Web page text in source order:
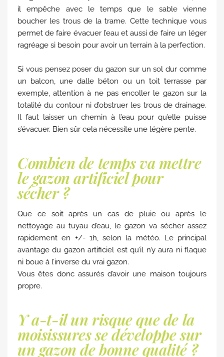
il empêche avec le temps que le sable vienne
boucher les trous de la trame. Cette technique vous
permet de faire évacuer l’eau et aussi de faire un léger
ragréage si besoin pour avoir un terrain à la perfection.
Si vous pensez poser du gazon sur un sol dur comme
un balcon, une dalle béton ou un toit terrasse par
exemple, attention à ne pas encoller le gazon sur la
totalité du contour ni d’obstruer les trous de drainage.
Il faut laisser un chemin à l’eau pour qu’elle puisse
s’évacuer. Bien sûr cela nécessite une légère pente.
Combien de temps va mettre
le gazon artificiel pour
sécher ?
Que ce soit après un cas de pluie ou après le
nettoyage au tuyau d’eau, le gazon va sécher assez
rapidement en +/- 1h, selon la météo. Le principal
avantage du gazon artificiel est qu’il n’y aura ni flaque
ni boue à l’inverse du vrai gazon.
Vous êtes donc assurés d’avoir une maison toujours
propre.
Y a-t-il un risque que de la
moisissures se développe sur
un gazon de bonne qualité ?